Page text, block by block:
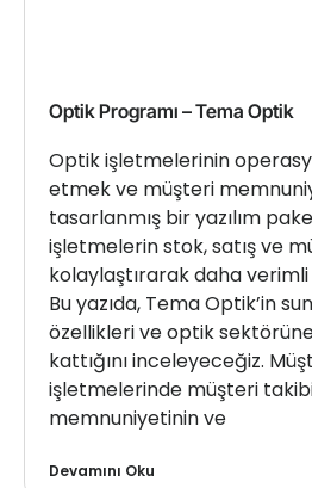
Optik Programı – Tema Optik
Optik işletmelerinin
etmek ve müşteri
tasarlanmış bir yazılım
işletmelerin stok, satış ve
kolaylaştırarak daha verimli
Bu yazıda, Tema Optik’in
özellikleri ve optik
kattığını inceleyeceğiz.
işletmelerinde müşteri
memnuniyetinin ve
Devamını Oku